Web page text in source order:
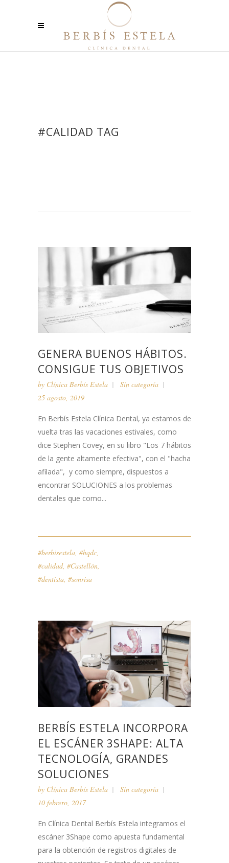
#CALIDAD TAG
GENERA BUENOS HÁBITOS.
CONSIGUE TUS OBJETIVOS
by Clínica Berbís Estela
Sin categoría
25 agosto, 2019
En Berbís Estela Clínica Dental, ya estamos de
vuelta tras las vacaciones estivales, como
dice Stephen Covey, en su libro "Los 7 hábitos
de la gente altamente efectiva", con el "hacha
afilada", y como siempre, dispuestos a
encontrar SOLUCIONES a los problemas
dentales que como...
#berbisestela, #bqdc,
#calidad, #Castellón,
#dentista, #sonrisa
BERBÍS ESTELA INCORPORA
EL ESCÁNER 3SHAPE: ALTA
TECNOLOGÍA, GRANDES
SOLUCIONES
by Clínica Berbís Estela
Sin categoría
10 febrero, 2017
En Clínica Dental Berbís Estela integramos el
escáner 3Shape como apuesta fundamental
para la obtención de registros digitales de